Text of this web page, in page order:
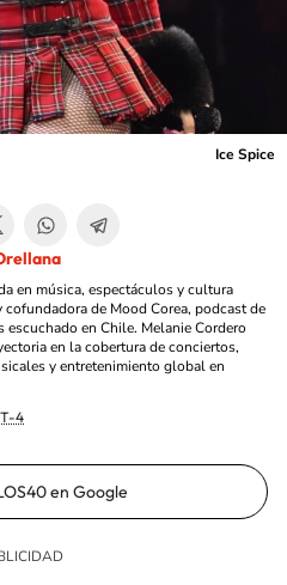
Ice Spice
en música, espectáculos y cultura
cofundadora de Mood Corea, podcast de
escuchado en Chile. Melanie Cordero
en la cobertura de conciertos,
y entretenimiento global en
4
en Google